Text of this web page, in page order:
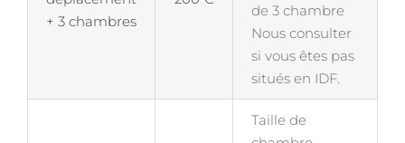
+ 3 chambres
de 3 chambre
Nous consulter
si vous êtes pas
situés en IDF.
Taille de